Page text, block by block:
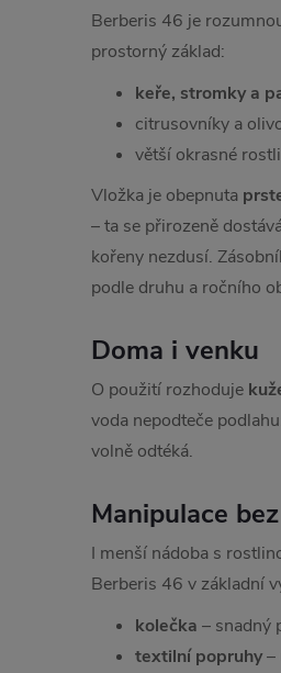
Berberis 46 je
prostorný základ:
keře, stromky a
citrusovníky a
větší okrasné
Vložka je obepnuta
– ta se přirozeně
kořeny nezdusí.
podle druhu a ročního
Doma i venku
O použití rozhoduje
voda nepodteče
volně odtéká.
Manipulace
I menší nádoba s
Berberis 46 v základní
kolečka – snadný
textilní popruhy–